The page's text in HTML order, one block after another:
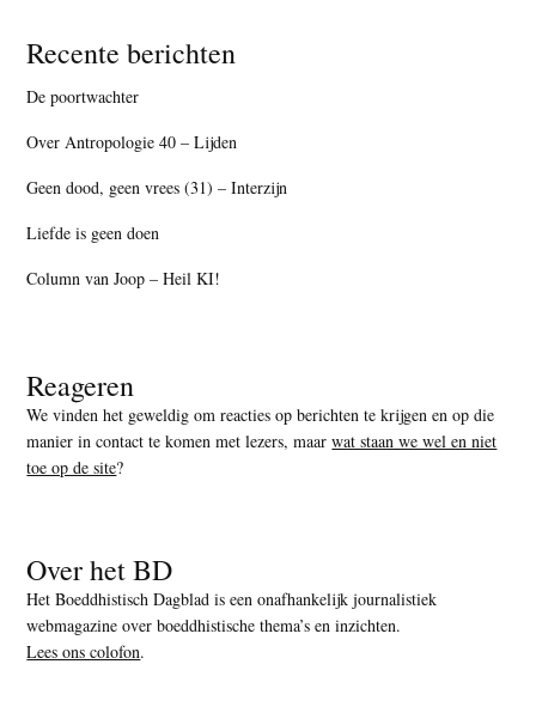
Recente berichten
De poortwachter
Over Antropologie 40 – Lijden
Geen dood, geen vrees (31) – Interzijn
Liefde is geen doen
Column van Joop – Heil KI!
Reageren
We vinden het geweldig om reacties op berichten te krijgen en op die
manier in contact te komen met lezers, maarwat staan we wel en niet
toe op de site?
Over het BD
Het Boeddhistisch Dagblad is een onafhankelijk journalistiek
webmagazine over boeddhistische thema’s en inzichten.
Lees ons colofon.